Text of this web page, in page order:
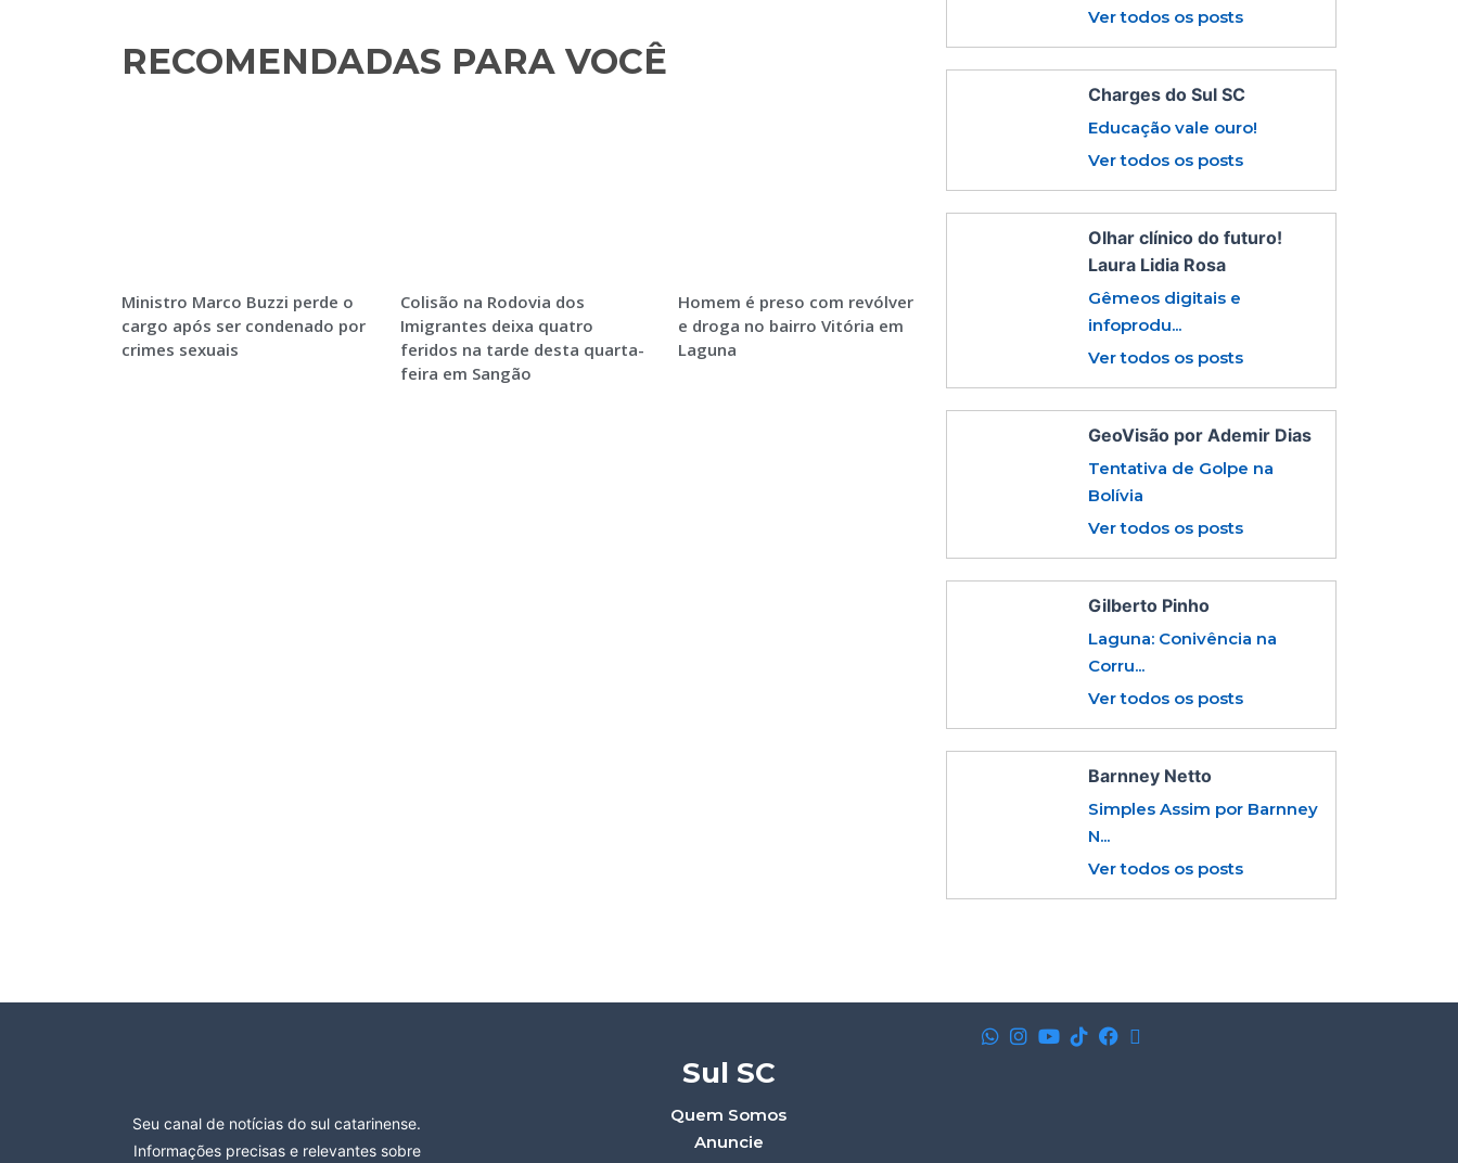
RECOMENDADAS PARA VOCÊ​
Ministro Marco Buzzi perde o
cargo após ser condenado por
crimes sexuais
Colisão na Rodovia dos
Imigrantes deixa quatro
feridos na tarde desta quarta-
feira em Sangão
Homem é preso com revólver
e droga no bairro Vitória em
Laguna
Ver todos os posts
Charges do Sul SC
Educação vale ouro!
Ver todos os posts
Olhar clínico do futuro!
Laura Lidia Rosa
Gêmeos digitais e
infoprodu...
Ver todos os posts
GeoVisão por Ademir Dias
Tentativa de Golpe na
Bolívia
Ver todos os posts
Gilberto Pinho
Laguna: Conivência na
Corru...
Ver todos os posts
Barnney Netto
Simples Assim por Barnney
N...
Ver todos os posts
Seu canal de notícias do sul catarinense.
Informações precisas e relevantes sobre
Sul SC
Quem Somos
Anuncie